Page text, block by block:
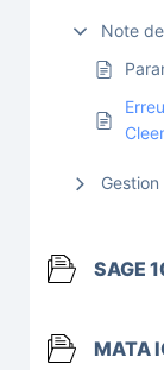
Note
SAGE
MATA